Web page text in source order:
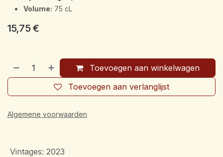
Volume: 75 cL
15,75 €
Toevoegen aan winkelwagen
Toevoegen aan verlanglijst
Algemene voorwaarden
Vintages: 2023